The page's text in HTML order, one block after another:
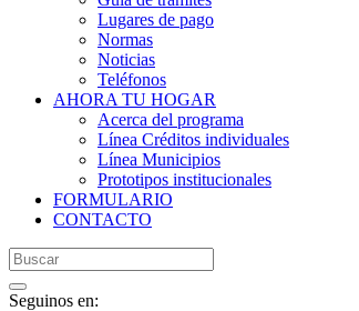
Lugares de pago
Normas
Noticias
Teléfonos
AHORA TU HOGAR
Acerca del programa
Línea Créditos individuales
Línea Municipios
Prototipos institucionales
FORMULARIO
CONTACTO
Seguinos en: